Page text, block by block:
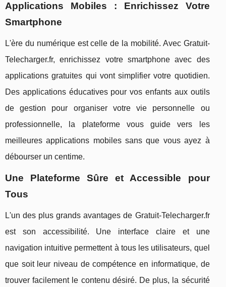
Applications Mobiles : Enrichissez Votre
Smartphone
L'ère du numérique est celle de la mobilité. Avec Gratuit-
Telecharger.fr, enrichissez votre smartphone avec des
applications gratuites qui vont simplifier votre quotidien.
Des applications éducatives pour vos enfants aux outils
de gestion pour organiser votre vie personnelle ou
professionnelle, la plateforme vous guide vers les
meilleures applications mobiles sans que vous ayez à
débourser un centime.
Une Plateforme Sûre et Accessible pour
Tous
L'un des plus grands avantages de Gratuit-Telecharger.fr
est son accessibilité. Une interface claire et une
navigation intuitive permettent à tous les utilisateurs, quel
que soit leur niveau de compétence en informatique, de
trouver facilement le contenu désiré. De plus, la sécurité